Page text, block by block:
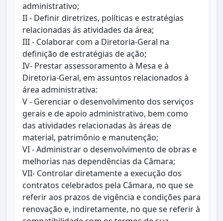
administrativo;
II - Definir diretrizes, políticas e estratégias
relacionadas ás atividades da área;
III - Colaborar com a Diretoria-Geral na
definição de estratégias de ação;
IV- Prestar assessoramento à Mesa e à
Diretoria-Geral, em assuntos relacionados à
área administrativa:
V - Gerenciar o desenvolvimento dos serviços
gerais e de apoio administrativo, bem como
das atividades relacionadas às áreas de
material, patrimônio e manutenção;
VI - Administrar o desenvolvimento de obras e
melhorias nas dependências da Câmara;
VII- Controlar diretamente a execução dos
contratos celebrados pela Câmara, no que se
referir aos prazos de vigência e condições para
renovação e, indiretamente, no que se referir à